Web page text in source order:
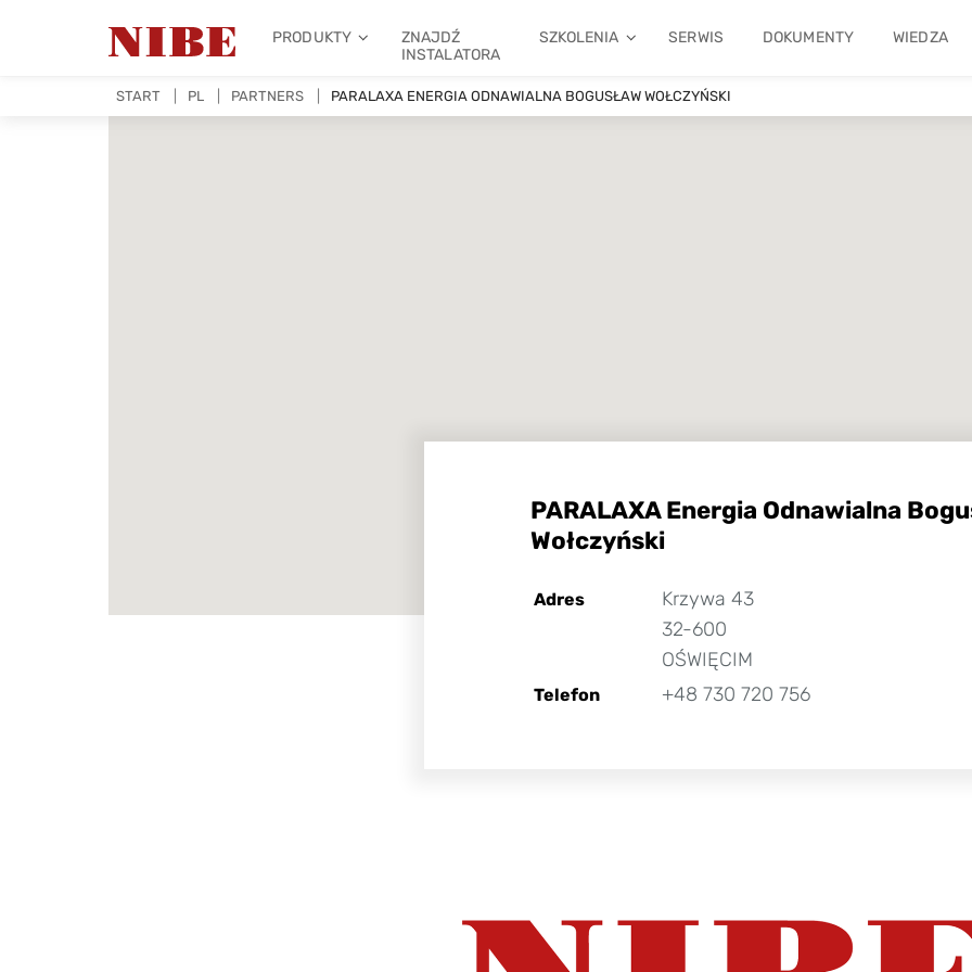
PRODUKTY
ZNAJDŹ
INSTALATORA
SZKOLENIA SERWIS DOKUMENTY WIEDZA
START PL PARTNERS PARALAXA ENERGIA ODNAWIALNA BOGUSŁAW WOŁCZYŃSKI
PARALAXA Energia Odnawialna
Wołczyński
Adres
Krzywa 43
32-600
OŚWIĘCIM
Telefon +48 730 720 756